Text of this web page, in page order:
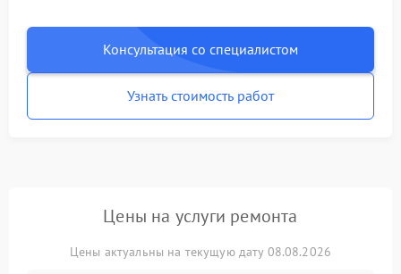
Консультация со специалистом
Узнать стоимость работ
Цены на услуги ремонта
Цены актуальны на текущую дату 08.08.2026